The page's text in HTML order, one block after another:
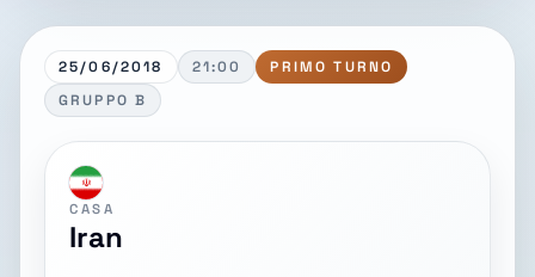
25/06/2018 21:00
PRIMO TURNO
GRUPPO B
CASA
Iran